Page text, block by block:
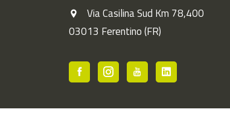
Via Casilina Sud Km 78,400
03013 Ferentino (FR)